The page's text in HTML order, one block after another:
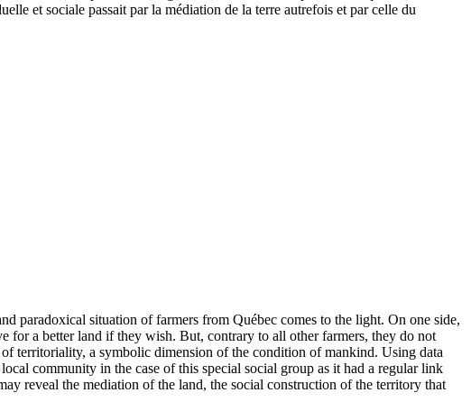
et sociale passait par la médiation de la terre autrefois et par celle du
paradoxical situation of farmers from Québec comes to the light. On one side,
for a better land if they wish. But, contrary to all other farmers, they do not
territoriality, a symbolic dimension of the condition of mankind. Using data
community in the case of this special social group as it had a regular link
reveal the mediation of the land, the social construction of the territory that